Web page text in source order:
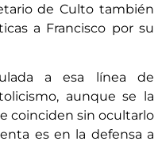
de Culto también
a Francisco por su
a esa línea de
aunque se la
coinciden sin ocultarlo
es en la defensa a